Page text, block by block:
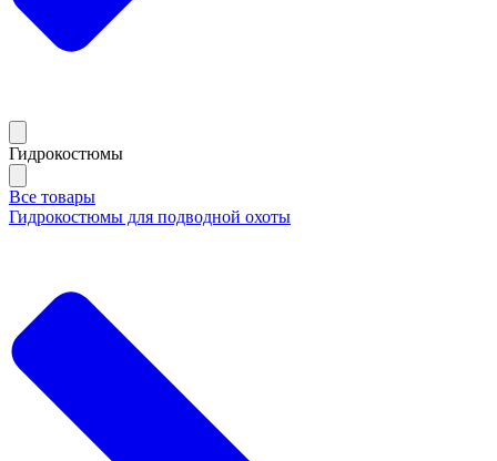
Гидрокостюмы
Все товары
Гидрокостюмы для подводной охоты